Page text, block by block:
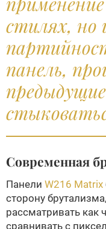
стилях, но
панель,
Современная
Панели W216 Matrix
сторону
рассматривать как
сравнивать с